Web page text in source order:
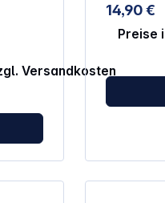
VersandkostenAkkus
Output: DC
14,90 €
Preise